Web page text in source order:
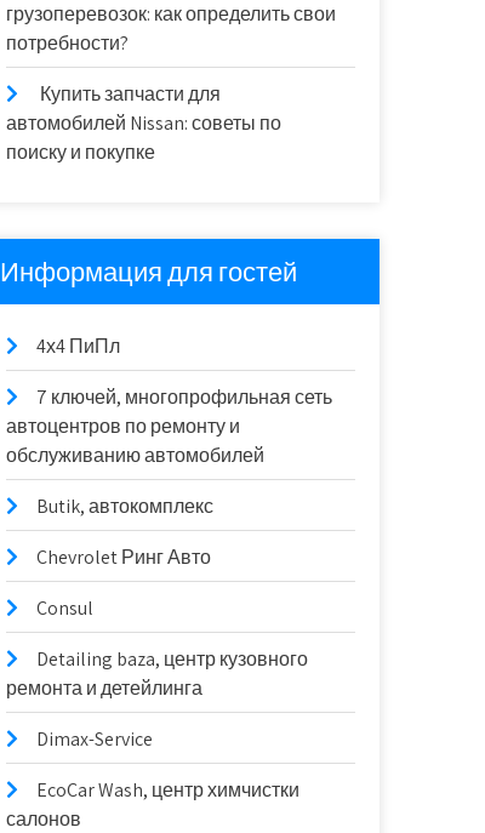
грузоперевозок: как определить свои
потребности?
Купить запчасти для
автомобилей Nissan: советы по
поиску и покупке
Информация для гостей
4х4 ПиПл
7 ключей, многопрофильная сеть
автоцентров по ремонту и
обслуживанию автомобилей
Butik, автокомплекс
Chevrolet Ринг Авто
Consul
Detailing baza, центр кузовного
ремонта и детейлинга
Dimax-Service
EcoCar Wash, центр химчистки
салонов